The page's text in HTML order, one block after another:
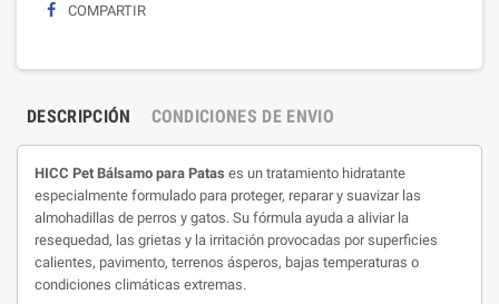
COMPARTIR
DESCRIPCIÓN CONDICIONES DE ENVIO
HICC Pet Bálsamo para Patas es un tratamiento hidratante
especialmente formulado para proteger, reparar y suavizar las
almohadillas de perros y gatos. Su fórmula ayuda a aliviar la
resequedad, las grietas y la irritación provocadas por superficies
calientes, pavimento, terrenos ásperos, bajas temperaturas o
condiciones climáticas extremas.